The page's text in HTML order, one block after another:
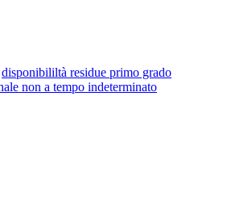
disponibililtà residue primo grado
non a tempo indeterminato